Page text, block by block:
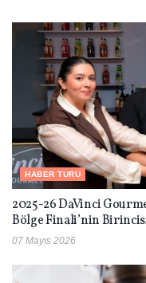
HABER TURU
2025-26 DaVinci
Bölge Finali’nin
07 Mayıs 2026